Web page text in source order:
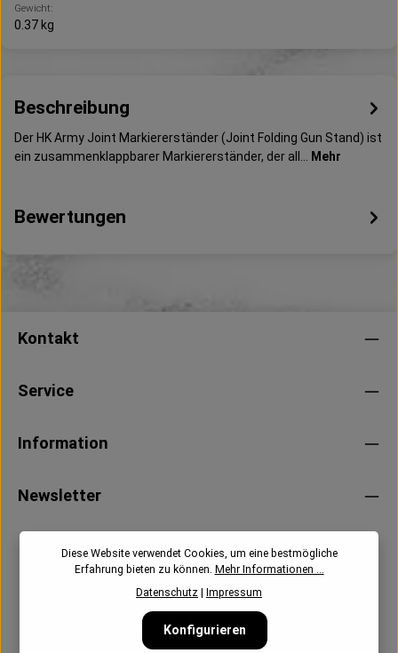
Gewicht:
0.37 kg
Beschreibung
Der HK Army Joint Markiererständer (Joint Folding Gun Stand) ist
ein zusammenklappbarer Markiererständer, der all…
Mehr
Bewertungen
Kontakt
Service
Information
Newsletter
Diese Website verwendet Cookies, um eine bestmögliche
Erfahrung bieten zu können. Mehr Informationen ...
Datenschutz | Impressum
Konfigurieren